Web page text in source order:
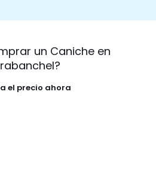
un Caniche en
el precio ahora